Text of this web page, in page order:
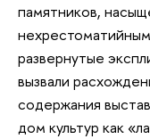
памятников,
развернутые
вызвали
содержания
дом культур как